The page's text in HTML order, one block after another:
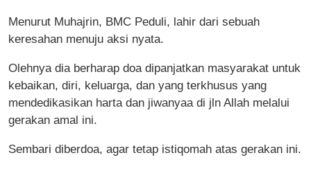
Menurut Muhajrin, BMC Peduli, lahir dari sebuah
keresahan menuju aksi nyata.
Olehnya dia berharap doa dipanjatkan masyarakat untuk
kebaikan, diri, keluarga, dan yang terkhusus yang
mendedikasikan harta dan jiwanyaa di jln Allah melalui
gerakan amal ini.
Sembari diberdoa, agar tetap istiqomah atas gerakan ini.